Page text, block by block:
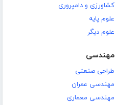
کشاورزی و دامپروری
علوم پایه
علوم دیگر
مهندسی
طراحی صنعتی
مهندسی عمران
مهندسی معماری